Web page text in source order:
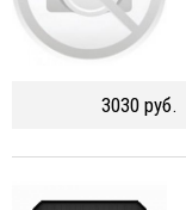
3030 руб.